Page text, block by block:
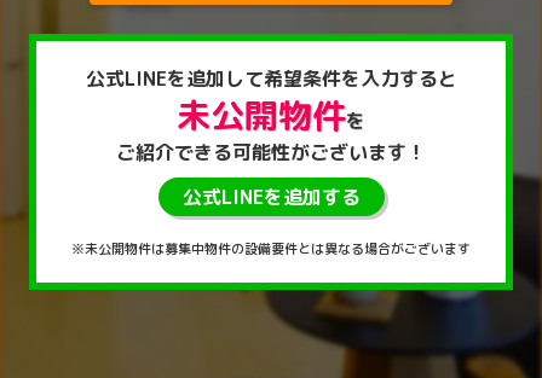
公式LINEを追加して希望条件を入力すると
未公開物件を
ご紹介できる可能性がございます！
公式LINEを追加する
※未公開物件は募集中物件の設備要件とは異なる場合がございます